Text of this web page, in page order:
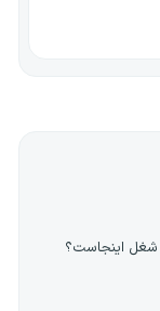
شغل اینجاست؟